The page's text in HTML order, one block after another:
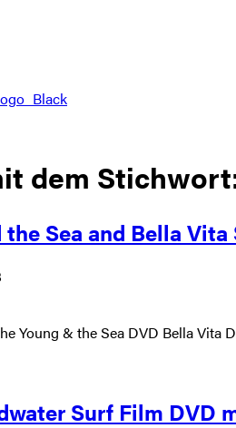
dem
the Sea and Bella
Young & the Sea DVD Bella
Surf Film DVD